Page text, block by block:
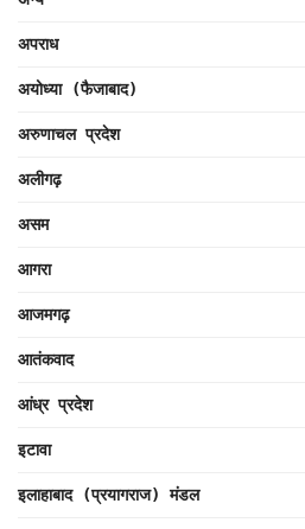
अपराध
अयोध्या (फैजाबाद)
अरुणाचल प्रदेश
अलीगढ़
असम
आगरा
आजमगढ़
आतंकवाद
आंध्र प्रदेश
इटावा
इलाहाबाद (प्रयागराज) मंडल